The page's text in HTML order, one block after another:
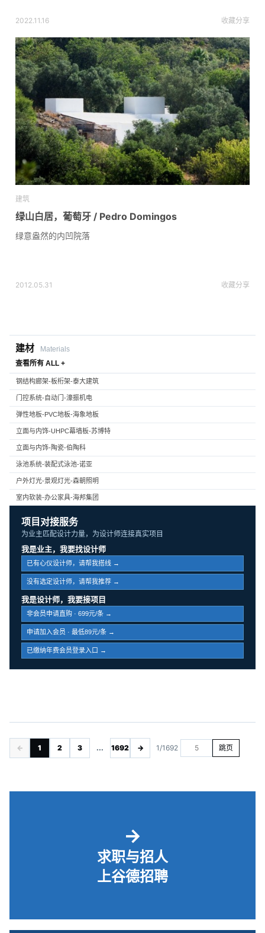
2022.11.16 收藏分享
建筑
绿山白居，葡萄牙 / Pedro Domingos
绿意盎然的内凹院落
2012.05.31 收藏分享
建材
Materials
查看所有 ALL +
钢结构廊架-板桁架-泰大建筑
门控系统-自动门-濠振机电
弹性地板-PVC地板-海象地板
立面与内饰-UHPC幕墙板-苏博特
立面与内饰-陶瓷-伯陶科
泳池系统-装配式泳池-诺亚
户外灯光-景观灯光-森朝照明
室内软装-办公家具-海邦集团
项目对接服务
为业主匹配设计力量，为设计师连接真实项目
我是业主，我要找设计师
已有心仪设计师，请帮我搭线 →
没有选定设计师，请帮我推荐 →
我是设计师，我要接项目
非会员申请直购 · 699元/条 →
申请加入会员 · 最低89元/条 →
已缴纳年费会员登录入口 →
← 1 2 3 ... 1692 → 1/1692 跳页
→
求职与招人
上谷德招聘